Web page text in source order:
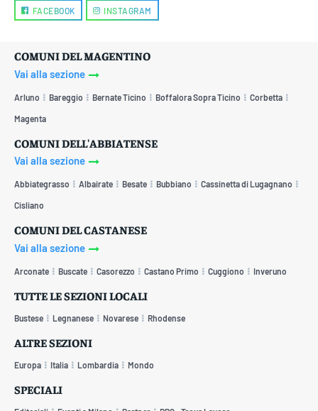
FACEBOOK INSTAGRAM
COMUNI DEL MAGENTINO
Vai alla sezione
Arluno Bareggio Bernate Ticino Boffalora Sopra Ticino Corbetta
Magenta
COMUNI DELL'ABBIATENSE
Vai alla sezione
Abbiategrasso Albairate Besate Bubbiano Cassinetta di Lugagnano
Cisliano
COMUNI DEL CASTANESE
Vai alla sezione
Arconate Buscate Casorezzo Castano Primo Cuggiono Inveruno
TUTTE LE SEZIONI LOCALI
Bustese Legnanese Novarese Rhodense
ALTRE SEZIONI
Europa Italia Lombardia Mondo
SPECIALI